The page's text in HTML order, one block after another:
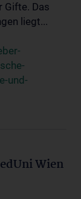
Gifte. Das
liegt...
und-
Wien